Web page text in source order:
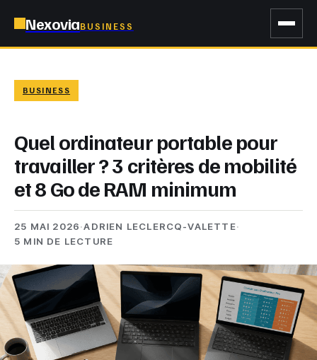
NexoviaBUSINESS
BUSINESS
Quel ordinateur portable pour
travailler ? 3 critères de mobilité
et 8 Go de RAM minimum
25 MAI 2026·ADRIEN LECLERCQ-VALETTE·
5 MIN DE LECTURE